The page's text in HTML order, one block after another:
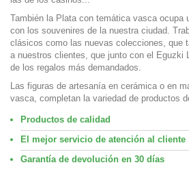
También la Plata con temática vasca ocupa
con los souvenires de la nuestra ciudad.
clásicos como las nuevas colecciones, que
a nuestros clientes, que junto con el Eguzki
de los regalos más demandados.
Las figuras de artesanía en cerámica o en
vasca, completan la variedad de productos
Productos de calidad
El mejor servicio de atención al cliente
Garantía de devolución en 30 días